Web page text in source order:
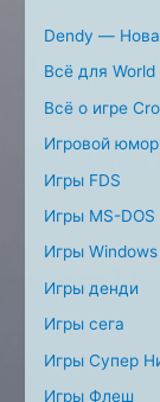
Dendy —
Всё для
Всё о игре
Игровой юмор
Игры FDS
Игры MS-DOS
Игры Windows
Игры денди
Игры сега
Игры Супер
Игры Флеш